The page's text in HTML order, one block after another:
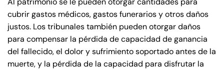
cubrir gastos médicos, gastos funerarios y otros daños
justos. Los tribunales también pueden otorgar daños
para compensar la pérdida de capacidad de ganancia
del fallecido, el dolor y sufrimiento soportado antes de la
muerte, y la pérdida de la capacidad para disfrutar la
Friday
8:30 AM – 5:00
PM
Saturday
Closed
Sunday
Closed
Friday
8:30 AM – 5:00
PM
Saturday
Closed
Sunday
Closed